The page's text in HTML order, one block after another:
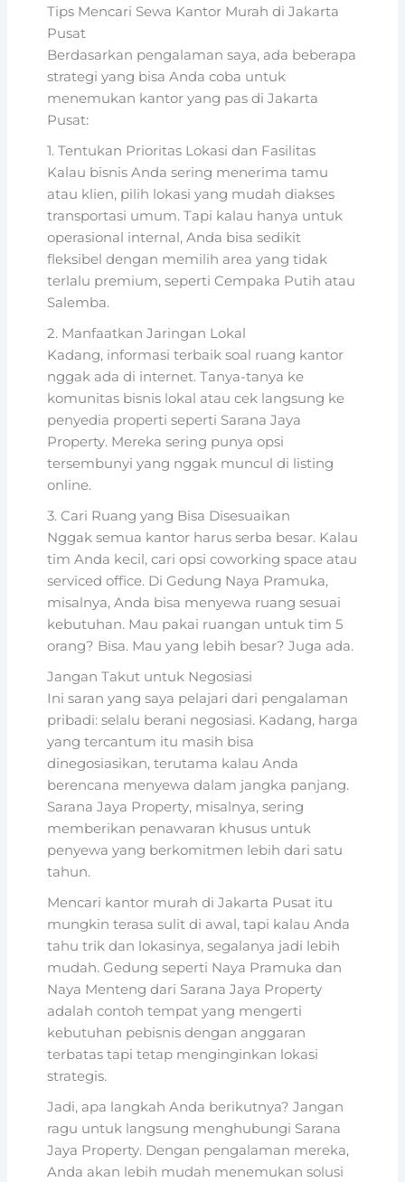
Tips Mencari Sewa Kantor Murah di Jakarta
Pusat
Berdasarkan pengalaman saya, ada beberapa
strategi yang bisa Anda coba untuk
menemukan kantor yang pas di Jakarta
Pusat:
1. Tentukan Prioritas Lokasi dan Fasilitas
Kalau bisnis Anda sering menerima tamu
atau klien, pilih lokasi yang mudah diakses
transportasi umum. Tapi kalau hanya untuk
operasional internal, Anda bisa sedikit
fleksibel dengan memilih area yang tidak
terlalu premium, seperti Cempaka Putih atau
Salemba.
2. Manfaatkan Jaringan Lokal
Kadang, informasi terbaik soal ruang kantor
nggak ada di internet. Tanya-tanya ke
komunitas bisnis lokal atau cek langsung ke
penyedia properti seperti Sarana Jaya
Property. Mereka sering punya opsi
tersembunyi yang nggak muncul di listing
online.
3. Cari Ruang yang Bisa Disesuaikan
Nggak semua kantor harus serba besar. Kalau
tim Anda kecil, cari opsi coworking space atau
serviced office. Di Gedung Naya Pramuka,
misalnya, Anda bisa menyewa ruang sesuai
kebutuhan. Mau pakai ruangan untuk tim 5
orang? Bisa. Mau yang lebih besar? Juga ada.
Jangan Takut untuk Negosiasi
Ini saran yang saya pelajari dari pengalaman
pribadi: selalu berani negosiasi. Kadang, harga
yang tercantum itu masih bisa
dinegosiasikan, terutama kalau Anda
berencana menyewa dalam jangka panjang.
Sarana Jaya Property, misalnya, sering
memberikan penawaran khusus untuk
penyewa yang berkomitmen lebih dari satu
tahun.
Mencari kantor murah di Jakarta Pusat itu
mungkin terasa sulit di awal, tapi kalau Anda
tahu trik dan lokasinya, segalanya jadi lebih
mudah. Gedung seperti Naya Pramuka dan
Naya Menteng dari Sarana Jaya Property
adalah contoh tempat yang mengerti
kebutuhan pebisnis dengan anggaran
terbatas tapi tetap menginginkan lokasi
strategis.
Jadi, apa langkah Anda berikutnya? Jangan
ragu untuk langsung menghubungi Sarana
Jaya Property. Dengan pengalaman mereka,
Anda akan lebih mudah menemukan solusi